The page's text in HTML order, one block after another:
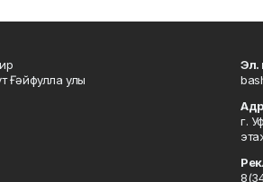
Ғәйфулла улы
Эл.
г.